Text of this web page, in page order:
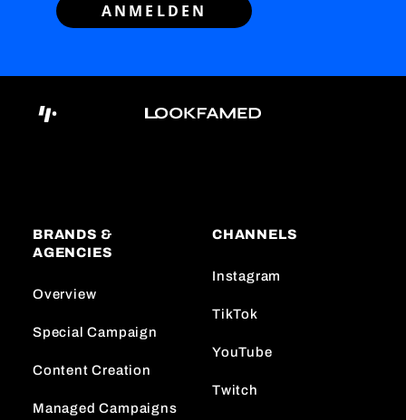
ANMELDEN
BRANDS &
AGENCIES
Overview
Special Campaign
Content Creation
Managed Campaigns
CHANNELS
Instagram
TikTok
YouTube
Twitch